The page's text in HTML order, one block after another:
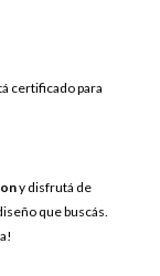
certificado para
y disfrutá de
que buscás.